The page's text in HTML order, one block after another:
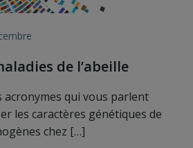
de l’abeille
acronymes qui vous parlent
les caractères génétiques de
chez […]